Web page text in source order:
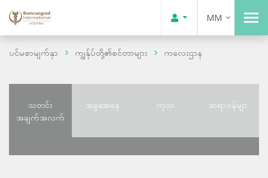
MM
ပင်မစာမျက်နှာ ကျွန်ုပ်တို့၏စင်တာများ ကလေးဌာန
သတင်း
အချက်အလက်
အခွအေနေ ကုသ ဆရာဝန်မျာ